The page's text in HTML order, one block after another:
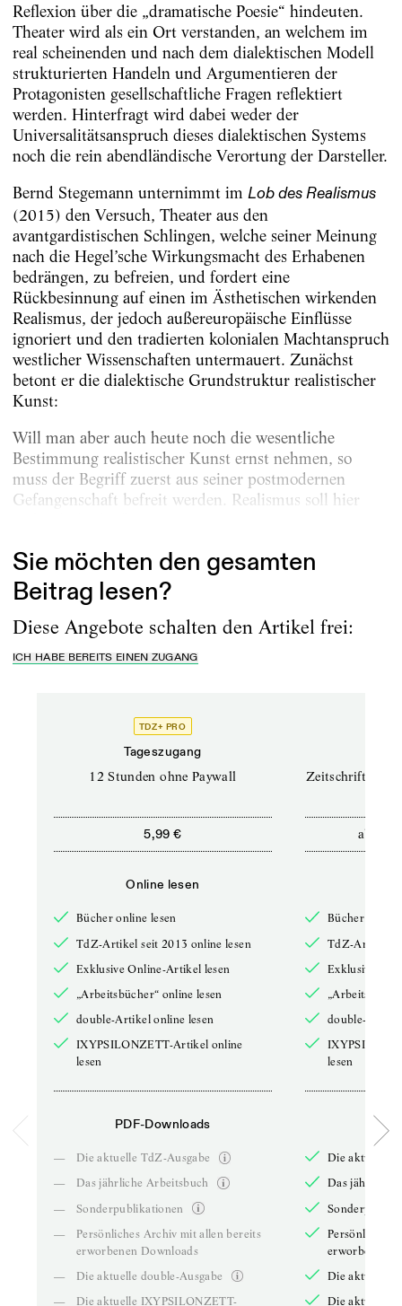
Reflexion über die „dramatische Poesie“ hindeuten.
Theater wird als ein Ort verstanden, an welchem im
real scheinenden und nach dem dialektischen Modell
strukturierten Handeln und Argumentieren der
Protagonisten gesellschaftliche Fragen reflektiert
werden. Hinterfragt wird dabei weder der
Universalitätsanspruch dieses dialektischen Systems
noch die rein abendländische Verortung der Darsteller.
Bernd Stegemann unternimmt im Lob des Realismus
(2015) den Versuch, Theater aus den
avantgardistischen Schlingen, welche seiner Meinung
nach die Hegel’sche Wirkungsmacht des Erhabenen
bedrängen, zu befreien, und fordert eine
Rückbesinnung auf einen im Ästhetischen wirkenden
Realismus, der jedoch außereuropäische Einflüsse
ignoriert und den tradierten kolonialen Machtanspruch
westlicher Wissenschaften untermauert. Zunächst
betont er die dialektische Grundstruktur realistischer
Kunst:
Will man aber auch heute noch die wesentliche
Bestimmung realistischer Kunst ernst nehmen, so
muss der Begriff zuerst aus seiner postmodernen
Gefangenschaft befreit werden. Realismus soll hier
Sie möchten den gesamten
Beitrag lesen?
Diese Angebote schalten den Artikel frei:
ICH HABE BEREITS EINEN ZUGANG
TDZ+ PRO
Tageszugang
12 Stunden ohne Paywall
5,99 €
Online lesen
Bücher online lesen
TdZ-Artikel seit 2013 online lesen
Exklusive Online-Artikel lesen
„Arbeitsbücher“ online lesen
double-Artikel online lesen
IXYPSILONZETT-Artikel online
lesen
PDF-Downloads
—
Die aktuelle TdZ-Ausgabe
—
Das jährliche Arbeitsbuch
—
Sonderpublikationen
—
Persönliches Archiv mit allen bereits
erworbenen Downloads
—
Die aktuelle double-Ausgabe
—
Die aktuelle IXYPSILONZETT-
Zeitschriften
ab
Bücher online
TdZ-Artikel
Exklusive
double-
lesen
Die aktuelle
Das jährliche
Persönliches
erworbenen
Die aktuelle
Die aktuelle